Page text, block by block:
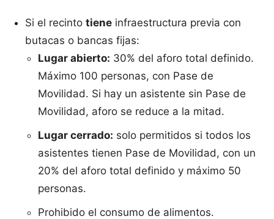
Si el recinto tiene infraestructura previa con
butacas o bancas fijas:
Lugar abierto: 30% del aforo total definido.
Máximo 100 personas, con Pase de
Movilidad. Si hay un asistente sin Pase de
Movilidad, aforo se reduce a la mitad.
Lugar cerrado: solo permitidos si todos los
asistentes tienen Pase de Movilidad, con un
20% del aforo total definido y máximo 50
personas.
Prohibido el consumo de alimentos.